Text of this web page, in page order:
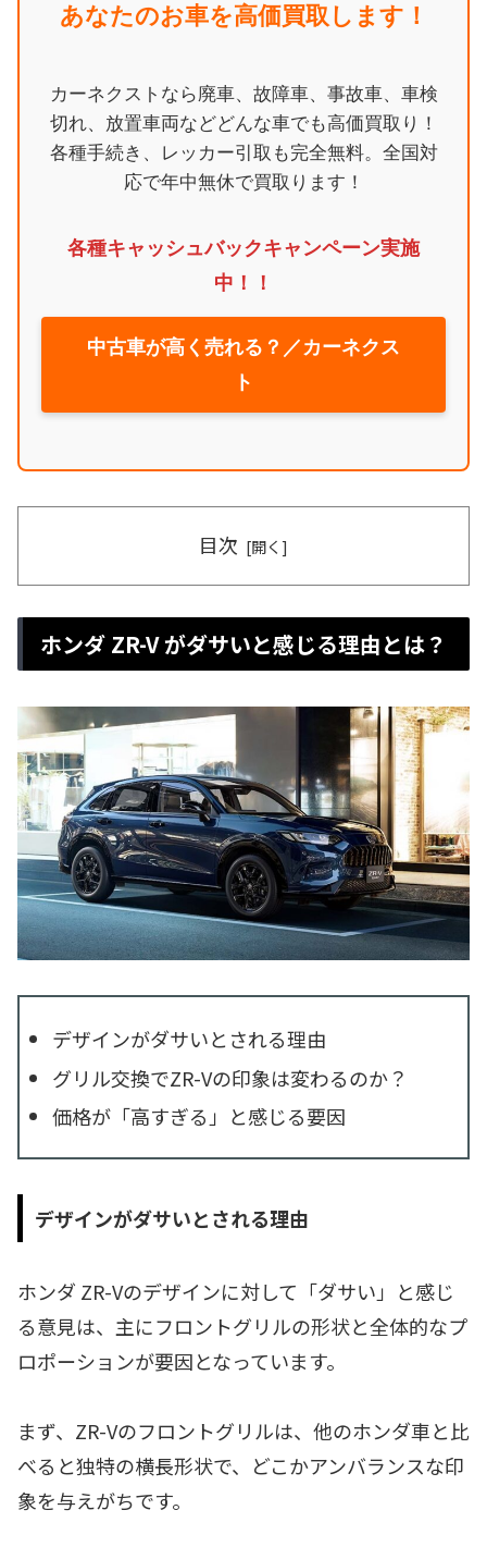
あなたのお車を高価買取します！
カーネクストなら廃車、故障車、事故車、車検
切れ、放置車両などどんな車でも高価買取り！
各種手続き、レッカー引取も完全無料。全国対
応で年中無休で買取ります！
各種キャッシュバックキャンペーン実施
中！！
中古車が高く売れる？／カーネクス
ト
目次
ホンダ ZR-V がダサいと感じる理由とは？
デザインがダサいとされる理由
グリル交換でZR-Vの印象は変わるのか？
価格が「高すぎる」と感じる要因
デザインがダサいとされる理由
ホンダ ZR-Vのデザインに対して「ダサい」と感じ
る意見は、主にフロントグリルの形状と全体的なプ
ロポーションが要因となっています。
まず、ZR-Vのフロントグリルは、他のホンダ車と比
べると独特の横長形状で、どこかアンバランスな印
象を与えがちです。